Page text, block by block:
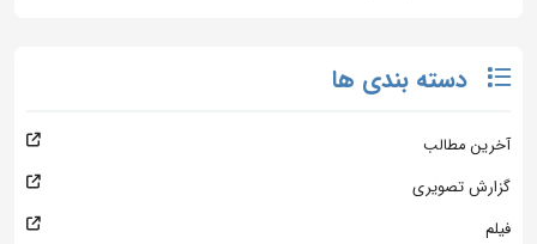
دسته بندی ها
آخرین مطالب
گزارش تصویری
فیلم